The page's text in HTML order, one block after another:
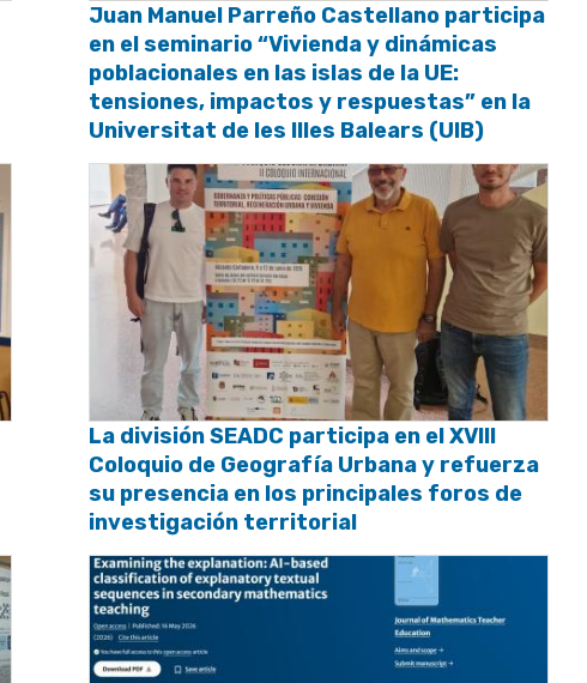
Juan Manuel Parreño Castellano participa
en el seminario “Vivienda y dinámicas
poblacionales en las islas de la UE:
tensiones, impactos y respuestas” en la
Universitat de les Illes Balears (UIB)
La división SEADC participa en el XVIII
Coloquio de Geografía Urbana y refuerza
su presencia en los principales foros de
investigación territorial